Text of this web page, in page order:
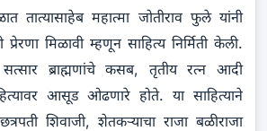
महात्मा जोतीराव फुले यांनी
प्रेरणा मिळावी म्हणून साहित्य निर्मिती केली.
ब्राह्मणांचे कसब, तृतीय रत्न आदी
आसूड ओढणारे होते. या साहित्याने
शिवाजी, शेतकऱ्याचा राजा बळीराजा